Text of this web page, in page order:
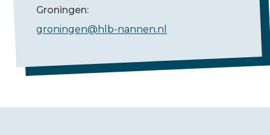
Groningen:
groningen@hlb-nannen.nl